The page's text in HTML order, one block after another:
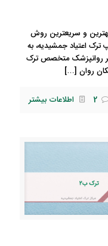
و سریعترین روش
اعتیاد جمشیدیه، به
روانپزشک متخصص ترک
روان […]
2 اطلاعات بیشتر